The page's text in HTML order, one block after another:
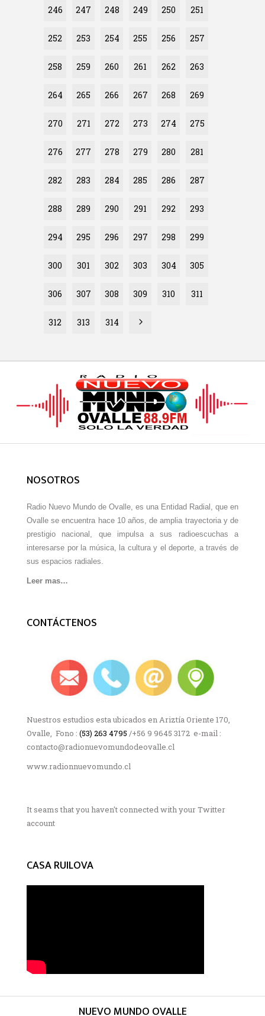
246 247 248 249 250 251
252 253 254 255 256 257
258 259 260 261 262 263
264 265 266 267 268 269
270 271 272 273 274 275
276 277 278 279 280 281
282 283 284 285 286 287
288 289 290 291 292 293
294 295 296 297 298 299
300 301 302 303 304 305
306 307 308 309 310 311
312 313 314
NOSOTROS
Radio Nuevo Mundo de Ovalle, es una Entidad Radial, que en
Ovalle se encuentra hace 10 años, de amplia trayectoria y de
prestigio nacional, que impulsa a sus radioescuchas a
interesarse por la música, la cultura y el deporte, a través de
sus espacios radiales.
Leer mas…
CONTÁCTENOS
Nuestros estudios esta ubicados en Ariztía Oriente 170,
Ovalle, Fono : (53) 263 4795 /+56 9 9645 3172 e-mail :
contacto@radionuevomundodeovalle.cl
www.radionnuevomundo.cl
It seams that you haven't connected with your Twitter
account
CASA RUILOVA
NUEVO MUNDO OVALLE